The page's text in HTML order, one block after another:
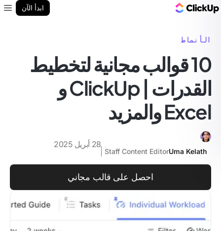
ابدأ الآن
الأنماط
10 قوالب مجانية لتخطيط
القدرات | ClickUp و
Excel والمزيد
Uma Kelath
Staff Content Editor
28 أبريل 2025
احصل على قالب مجاني